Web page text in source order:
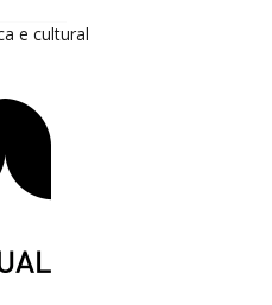
e cultural